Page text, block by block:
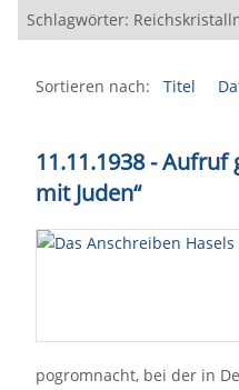
Schlagwörter:
Sortieren nach: Titel
11.11.1938 - Aufruf
mit Juden“
pogromnacht, bei der in